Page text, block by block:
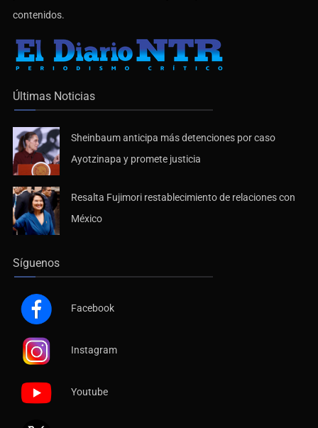
contenidos.
Últimas Noticias
Sheinbaum anticipa más detenciones por caso
Ayotzinapa y promete justicia
Resalta Fujimori restablecimiento de relaciones con
México
Síguenos
Facebook
Instagram
Youtube